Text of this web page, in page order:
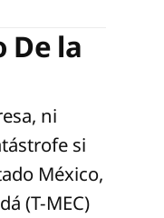
De la
ni
si
México,
(T-MEC)